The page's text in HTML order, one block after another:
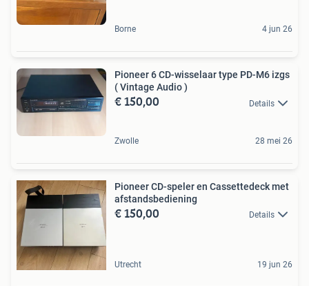
Borne 4 jun 26
Pioneer 6 CD-wisselaar type PD-M6 izgs
( Vintage Audio )
€ 150,00 Details
Zwolle 28 mei 26
Pioneer CD-speler en Cassettedeck met
afstandsbediening
€ 150,00 Details
Utrecht 19 jun 26